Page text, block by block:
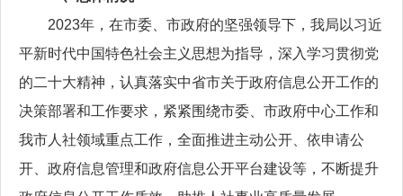
2023年，在市委、市政府的坚强领导下，我局以习近
平新时代中国特色社会主义思想为指导，深入学习贯彻党
的二十大精神，认真落实中省市关于政府信息公开工作的
决策部署和工作要求，紧紧围绕市委、市政府中心工作和
我市人社领域重点工作，全面推进主动公开、依申请公
开、政府信息管理和政府信息公开平台建设等，不断提升